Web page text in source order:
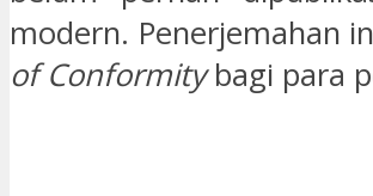
modern. Penerjemahan
of Conformitybagi para